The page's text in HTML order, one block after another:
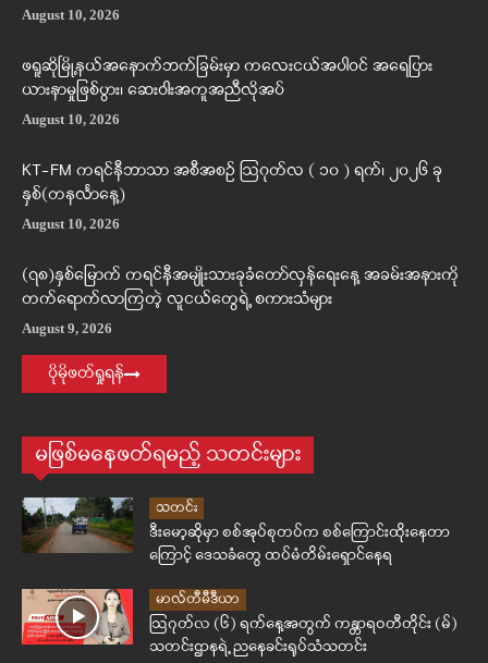
August 10, 2026
ဖရူဆိုမြို့နယ်အနောက်ဘက်ခြမ်းမှာ ကလေးငယ်အပါဝင် အရေပြား
ယားနာမှုဖြစ်ပွား၊ ဆေးဝါးအကူအညီလိုအပ်
August 10, 2026
KT-FM ကရင်နီဘာသာ အစီအစဉ် ဩဂုတ်လ ( ၁၀ ) ရက်၊ ၂၀၂၆ ခု
နှစ်(တနင်္လာနေ့)
August 10, 2026
(၇၈)နှစ်မြောက် ကရင်နီအမျိုးသားခုခံတော်လှန်ရေးနေ့ အခမ်းအနားကို
တက်ရောက်လာကြတဲ့ လူငယ်တွေရဲ့ စကားသံများ
August 9, 2026
ပိုမိုဖတ်ရှုရန်
မဖြစ်မနေဖတ်ရမည့် သတင်းများ
သတင်း
ဒီးမော့ဆိုမှာ စစ်အုပ်စုတပ်က စစ်ကြောင်းထိုးနေတာ
ကြောင့် ဒေသခံတွေ ထပ်မံတိမ်းရှောင်နေရ
မာလ်တီမီဒီယာ
ဩဂုတ်လ (၆) ရက်နေ့အတွက် ကန္တာရဝတီတိုင်း (မ်)
သတင်းဌာနရဲ့ ညနေခင်းရုပ်သံသတင်း